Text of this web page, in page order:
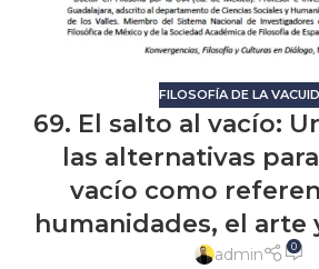
FILOSOFÍA DE LA
69. El salto al vacío:
las alternativas
vacío como
humanidades, el arte
admin 0